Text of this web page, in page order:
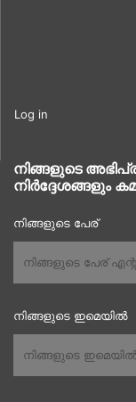
Log in
നിങ്ങളുടെ
നിർദ്ദേശങ്ങളും
നിങ്ങളുടെ പേര്
നിങ്ങളുടെ ഇമെയിൽ